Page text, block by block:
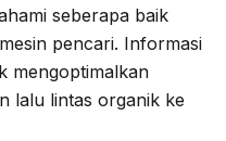
seberapa baik
pencari. Informasi
mengoptimalkan
lalu lintas organik ke